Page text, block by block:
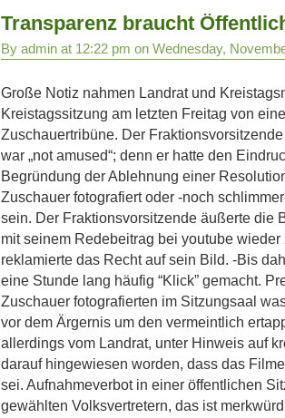
Transparenz braucht
By admin at 12:22 pm on Wednesday,
Große Notiz nahmen Landrat und
Kreistagssitzung am letzten Freitag von
Zuschauertribüne. Der
war „not amused“; denn er hatte den
Begründung der Ablehnung einer
Zuschauer fotografiert oder -noch
sein. Der Fraktionsvorsitzende äußerte die
mit seinem Redebeitrag bei youtube wieder
reklamierte das Recht auf sein Bild. -Bis
eine Stunde lang häufig “Klick” gemacht.
Zuschauer fotografierten im Sitzungsaal
vor dem Ärgernis um den vermeintlich
allerdings vom Landrat, unter Hinweis auf
darauf hingewiesen worden, dass das
sei. Aufnahmeverbot in einer öffentlichen
gewählten Volksvertretern, das ist